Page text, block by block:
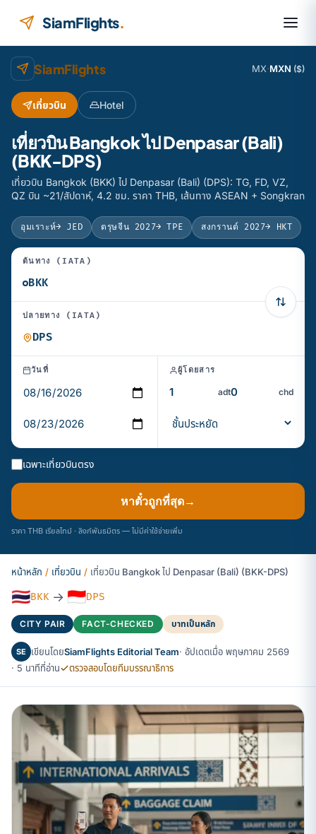
SiamFlights.
SiamFlights MX·MXN ($)
เที่ยวบิน Hotel
เที่ยวบิน Bangkok ไป Denpasar (Bali)
(BKK-DPS)
เที่ยวบิน Bangkok (BKK) ไป Denpasar (Bali) (DPS): TG, FD, VZ,
QZ บิน ~21/สัปดาห์, 4.2 ชม. ราคา THB, เส้นทาง ASEAN + Songkran
อุมเราะห์→ JED ตรุษจีน 2027→ TPE สงกรานต์ 2027→ HKT
ต้นทาง (IATA)
ปลายทาง (IATA)
วันที่ ผู้โดยสาร
adt chd
เฉพาะเที่ยวบินตรง
หาตั๋วถูกที่สุด→
ราคา THB เรียลไทม์ · ลิงก์พันธมิตร — ไม่มีค่าใช้จ่ายเพิ่ม
หน้าหลัก / เที่ยวบิน / เที่ยวบิน Bangkok ไป Denpasar (Bali) (BKK-DPS)
🇹🇭BKK → 🇮🇩DPS
CITY PAIR FACT-CHECKED บาทเป็นหลัก
SE เขียนโดยSiamFlights Editorial Team· อัปเดตเมื่อ พฤษภาคม 2569
· 5 นาทีที่อ่าน
ตรวจสอบโดยทีมบรรณาธิการ